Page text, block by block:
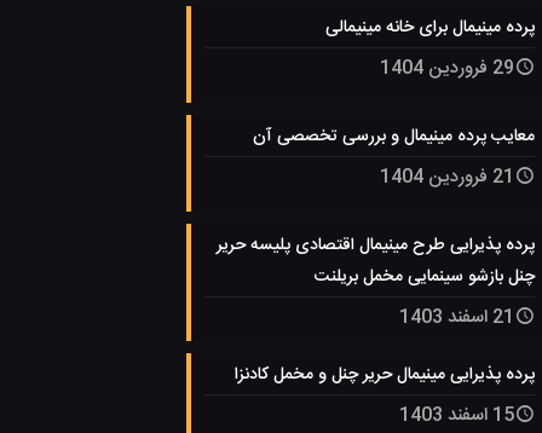
پرده مینیمال برای خانه مینیمالی
29 فروردین 1404
معایب پرده مینیمال و بررسی تخصصی آن
21 فروردین 1404
پرده پذیرایی طرح مینیمال اقتصادی پلیسه حریر
چنل بازشو سینمایی مخمل بریلنت
21 اسفند 1403
پرده پذیرایی مینیمال حریر چنل و مخمل کادنزا
15 اسفند 1403